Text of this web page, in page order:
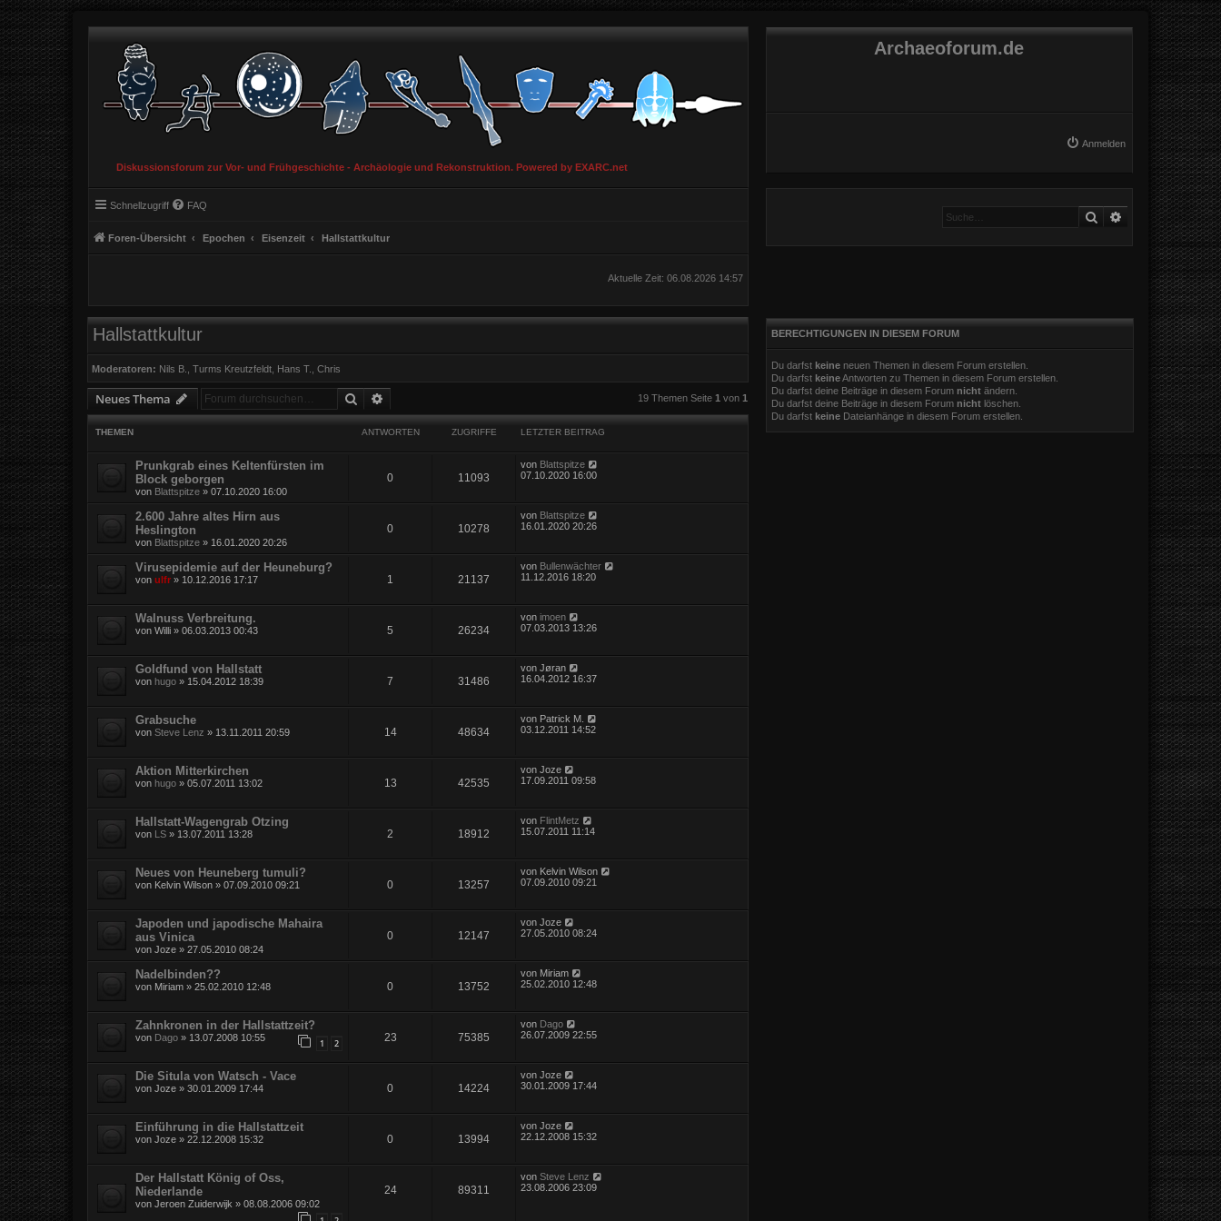
Diskussionsforum zur Vor- und Frühgeschichte - Archäologie und Rekonstruktion. Powered by EXARC.net
Archaeoforum.de
Anmelden
Schnellzugriff FAQ
Foren-Übersicht Epochen Eisenzeit Hallstattkultur
Suche Erweiterte Suche
Aktuelle Zeit: 06.08.2026 14:57
Hallstattkultur
Moderatoren: Nils B. ,Turms Kreutzfeldt Hans T. ,Chris
Neues Thema Suche 19 Themen Seite 1 von 1
THEMEN ANTWORTEN ZUGRIFFE LETZTER BEITRAG
Prunkgrab eines Keltenfürsten im
Block geborgen
von Blattspitze » 07.10.2020 16:00
0 11093
von Blattspitze
07.10.2020 16:00
2.600 Jahre altes Hirn aus
Heslington
von Blattspitze » 16.01.2020 20:26
0 10278
von Blattspitze
16.01.2020 20:26
Virusepidemie auf der Heuneburg?
von ulfr » 10.12.2016 17:17 1 21137
von Bullenwächter
11.12.2016 18:20
Walnuss Verbreitung.
von Willi » 06.03.2013 00:43 5 26234
vonimoen
07.03.2013 13:26
Goldfund von Hallstatt
von hugo » 15.04.2012 18:39 7 31486
vonJøran
16.04.2012 16:37
Grabsuche
von Steve Lenz » 13.11.2011 20:59 14 48634
von Patrick M.
03.12.2011 14:52
Aktion Mitterkirchen
von hugo » 05.07.2011 13:02 13 42535
vonJoze
17.09.2011 09:58
Hallstatt-Wagengrab Otzing
von LS » 13.07.2011 13:28 2 18912
von FlintMetz
15.07.2011 11:14
Neues von Heuneberg tumuli?
von Kelvin Wilson » 07.09.2010 09:21 0 13257
von Kelvin Wilson
07.09.2010 09:21
Japoden und japodische Mahaira
aus Vinica
von Joze » 27.05.2010 08:24
0 12147
vonJoze
27.05.2010 08:24
Nadelbinden??
von Miriam » 25.02.2010 12:48 0 13752
von Miriam
25.02.2010 12:48
Zahnkronen in der Hallstattzeit?
von Dago » 13.07.2008 10:55 1 2 23 75385
von Dago
26.07.2009 22:55
Die Situla von Watsch - Vace
von Joze » 30.01.2009 17:44 0 14224
vonJoze
30.01.2009 17:44
Einführung in die Hallstattzeit
von Joze » 22.12.2008 15:32 0 13994
vonJoze
22.12.2008 15:32
Der Hallstatt König of Oss,
Niederlande
von Jeroen Zuiderwijk » 08.08.2006 09:02
24 89311
vonSteve Lenz
23.08.2006 23:09
BERECHTIGUNGEN IN DIESEM FORUM
Du darfst keineneuen Themen in diesem Forum erstellen.
Du darfst keineAntworten zu Themen in diesem Forum erstellen.
Du darfst deine Beiträge in diesem Forum nichtändern.
Du darfst deine Beiträge in diesem Forum nichtlöschen.
Du darfst keineDateianhänge in diesem Forum erstellen.